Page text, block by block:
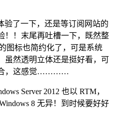
了一下，还是等订阅网站的
！！末尾再吐槽一下，既然整
图标也简约化了，可是系统
虽然透明立体还是挺好看，可
合，这感觉…………
Server 2012 也以 RTM，
8 无异！到时候要好好